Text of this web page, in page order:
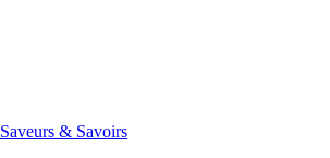
Saveurs & Savoirs